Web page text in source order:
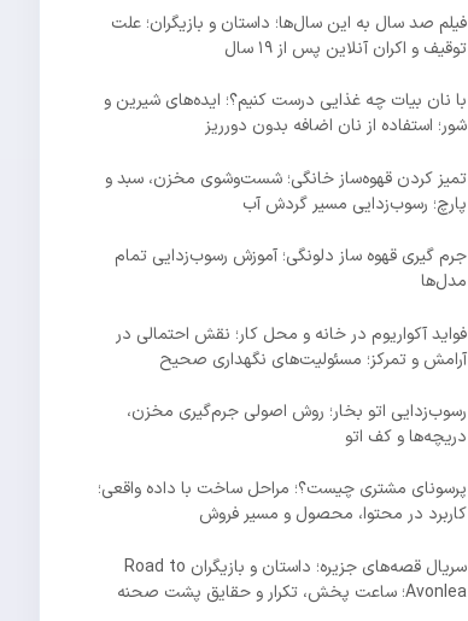
فیلم صد سال به این سال‌ها؛ داستان و بازیگران؛ علت
توقیف و اکران آنلاین پس از ۱۹ سال
با نان بیات چه غذایی درست کنیم؟؛ ایده‌های شیرین و
شور؛ استفاده از نان اضافه بدون دورریز
تمیز کردن قهوه‌ساز خانگی؛ شست‌وشوی مخزن، سبد و
پارچ؛ رسوب‌زدایی مسیر گردش آب
جرم گیری قهوه ساز دلونگی؛ آموزش رسوب‌زدایی تمام
مدل‌ها
فواید آکواریوم در خانه و محل کار؛ نقش احتمالی در
آرامش و تمرکز؛ مسئولیت‌های نگهداری صحیح
رسوب‌زدایی اتو بخار؛ روش اصولی جرم‌گیری مخزن،
دریچه‌ها و کف اتو
پرسونای مشتری چیست؟؛ مراحل ساخت با داده واقعی؛
کاربرد در محتوا، محصول و مسیر فروش
سریال قصه‌های جزیره؛ داستان و بازیگران Road to
Avonlea؛ ساعت پخش، تکرار و حقایق پشت صحنه